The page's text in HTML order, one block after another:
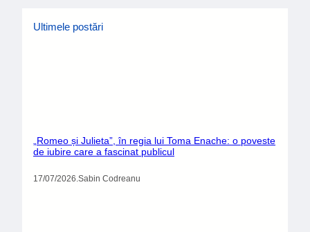
Ultimele postări
„Romeo și Julieta”, în regia lui Toma Enache: o poveste
de iubire care a fascinat publicul
17/07/2026.Sabin Codreanu